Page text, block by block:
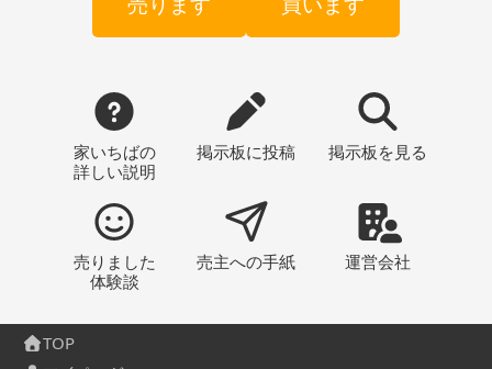
家いちばの
詳しい説明
掲示板に投稿 掲示板 を見る
売りました
体験談
売主への手紙 運営会社
TOP